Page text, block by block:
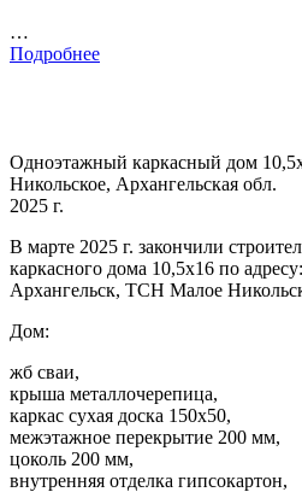
…
Подробнее
Одноэтажный каркасный дом
Никольское, Архангельская обл.
2025 г.
В марте 2025 г. закончили
каркасного дома 10,5х16 по
Архангельск, ТСН Малое
Дом:
жб сваи,
крыша металлочерепица,
каркас сухая доска 150х50,
межэтажное перекрытие 200 мм,
цоколь 200 мм,
внутренняя отделка гипсокартон,